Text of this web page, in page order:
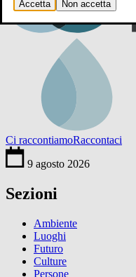
Ci raccontiamoRaccontaci
9 agosto 2026
Sezioni
Ambiente
Luoghi
Futuro
Culture
Persone
Accetta Non accetta